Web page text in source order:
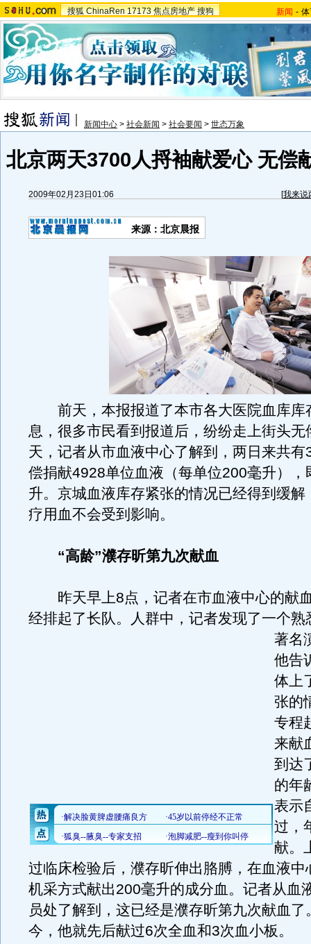
搜狐 ChinaRen 17173 焦点房地产 搜狗 新闻 -
新闻中心 > 社会新闻 > 社会要闻 > 世态万象
北京两天3700人捋袖献爱心 无偿
2009年02月23日01:06 [我来说
来源：北京晨报
前天，本报报道了本市各大医院血库库
息，很多市民看到报道后，纷纷走上街头无
天，记者从市血液中心了解到，两日来共
偿捐献4928单位血液（每单位200毫升），
升。京城血液库存紧张的情况已经得到缓解
疗用血不会受到影响。
“高龄”濮存昕第九次献血
昨天早上8点，记者在市血液中心的献
经排起了长队。人群中，记者发现了一个
著名
他告
体上
张的
专程
来献
到达
的年
表示
过，
献。
过临床检验后，濮存昕伸出胳膊，在血液中
机采方式献出200毫升的成分血。记者从血
员处了解到，这已经是濮存昕第九次献血
今，他就先后献过6次全血和3次血小板。